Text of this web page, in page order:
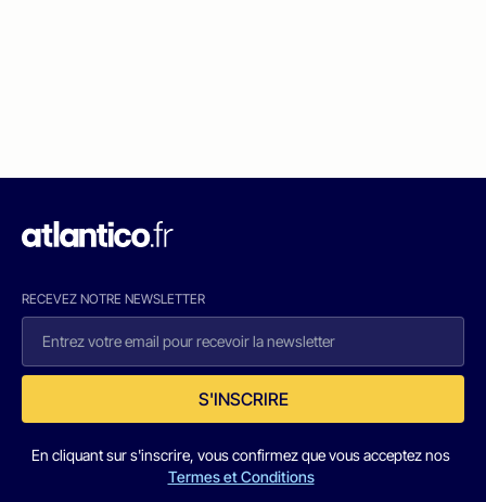
RECEVEZ NOTRE NEWSLETTER
S'INSCRIRE
En cliquant sur s'inscrire, vous confirmez que vous acceptez nos
Termes et Conditions